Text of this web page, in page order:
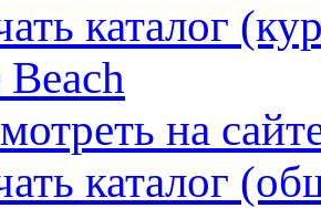
каталог
на
каталог